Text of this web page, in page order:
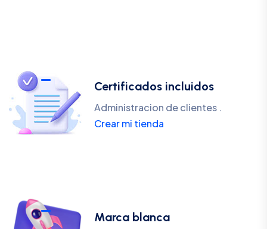
Certificados incluidos
Administracion de clientes .
Crear mi tienda
Marca blanca